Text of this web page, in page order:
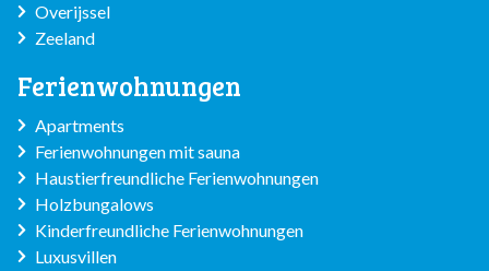
Overijssel
Zeeland
Ferienwohnungen
Apartments
Ferienwohnungen mit sauna
Haustierfreundliche Ferienwohnungen
Holzbungalows
Kinderfreundliche Ferienwohnungen
Luxusvillen